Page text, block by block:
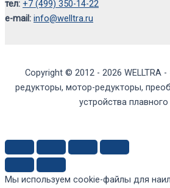
тел: +7 (499) 350-14-22
e-mail: info@welltra.ru
Copyright © 2012 - 2026 WELLTRA -
редукторы, мотор-редукторы,
устройства плавного
Мы используем cookie-файлы для